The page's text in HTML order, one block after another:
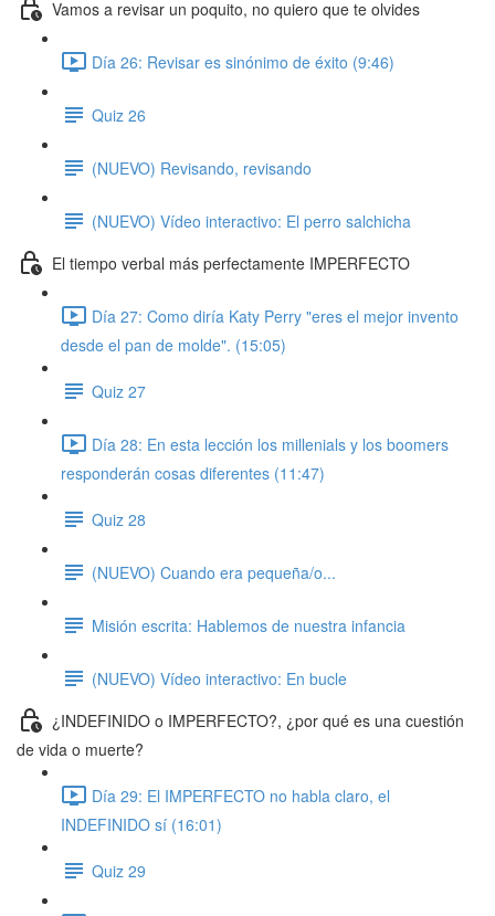
Vamos a revisar un poquito, no quiero que te olvides
Día 26: Revisar es sinónimo de éxito (9:46)
Quiz 26
(NUEVO) Revisando, revisando
(NUEVO) Vídeo interactivo: El perro salchicha
El tiempo verbal más perfectamente IMPERFECTO
Día 27: Como diría Katy Perry "eres el mejor invento
desde el pan de molde". (15:05)
Quiz 27
Día 28: En esta lección los millenials y los boomers
responderán cosas diferentes (11:47)
Quiz 28
(NUEVO) Cuando era pequeña/o...
Misión escrita: Hablemos de nuestra infancia
(NUEVO) Vídeo interactivo: En bucle
¿INDEFINIDO o IMPERFECTO?, ¿por qué es una cuestión
de vida o muerte?
Día 29: El IMPERFECTO no habla claro, el
INDEFINIDO sí (16:01)
Quiz 29